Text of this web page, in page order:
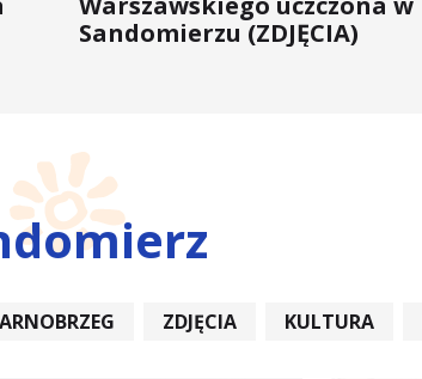
Sandomierzu (ZDJĘCIA)
ZDJĘCIA KULTURA